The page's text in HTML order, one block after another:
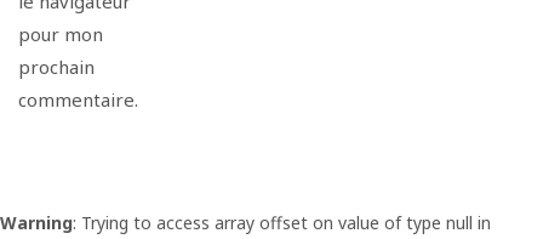
pour mon
prochain
commentaire.
Warning: Trying to access array offset on value of type null in